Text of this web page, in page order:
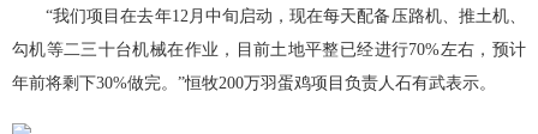
“我们项目在去年12月中旬启动，现在每天配备压路机、推土机、
勾机等二三十台机械在作业，目前土地平整已经进行70%左右，预计
年前将剩下30%做完。”恒牧200万羽蛋鸡项目负责人石有武表示。